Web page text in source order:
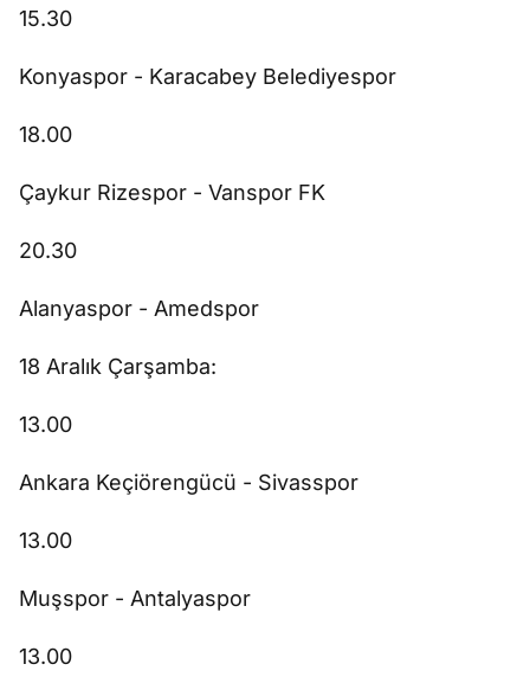
15.30
Konyaspor - Karacabey Belediyespor
18.00
Çaykur Rizespor - Vanspor FK
20.30
Alanyaspor - Amedspor
18 Aralık Çarşamba:
13.00
Ankara Keçiörengücü - Sivasspor
13.00
Muşspor - Antalyaspor
13.00